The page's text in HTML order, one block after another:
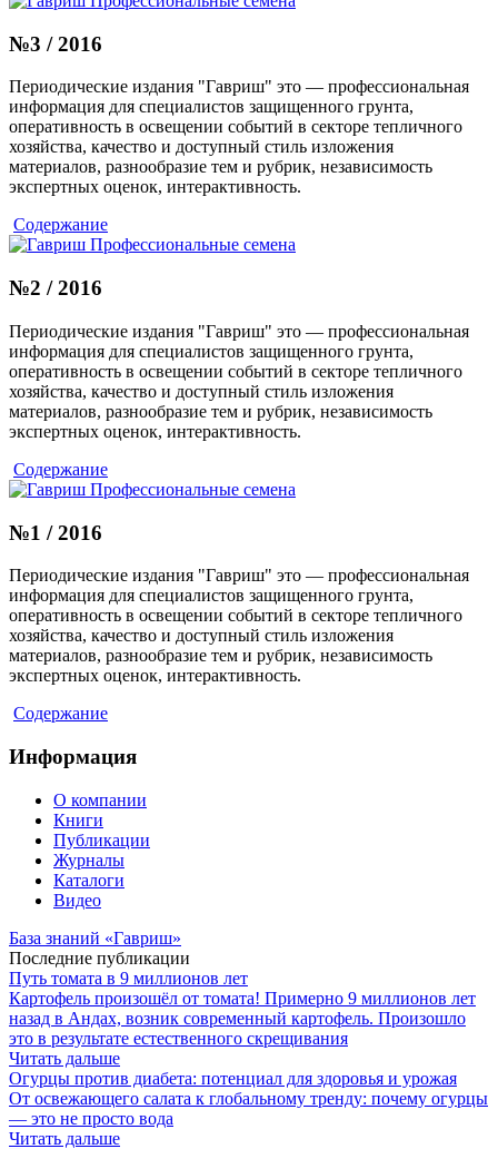
№3 / 2016
Периодические издания "Гавриш" это — профессиональная
информация для специалистов защищенного грунта,
оперативность в освещении событий в секторе тепличного
хозяйства, качество и доступный стиль изложения
материалов, разнообразие тем и рубрик, независимость
экспертных оценок, интерактивность.
Содержание
№2 / 2016
Периодические издания "Гавриш" это — профессиональная
информация для специалистов защищенного грунта,
оперативность в освещении событий в секторе тепличного
хозяйства, качество и доступный стиль изложения
материалов, разнообразие тем и рубрик, независимость
экспертных оценок, интерактивность.
Содержание
№1 / 2016
Периодические издания "Гавриш" это — профессиональная
информация для специалистов защищенного грунта,
оперативность в освещении событий в секторе тепличного
хозяйства, качество и доступный стиль изложения
материалов, разнообразие тем и рубрик, независимость
экспертных оценок, интерактивность.
Содержание
Информация
О компании
Книги
Публикации
Журналы
Каталоги
Видео
База знаний «Гавриш»
Последние публикации
Путь томата в 9 миллионов лет
Картофель произошёл от томата! Примерно 9 миллионов лет
назад в Андах, возник современный картофель. Произошло
это в результате естественного скрещивания
Читать дальше
Огурцы против диабета: потенциал для здоровья и урожая
От освежающего салата к глобальному тренду: почему огурцы
— это не просто вода
Читать дальше